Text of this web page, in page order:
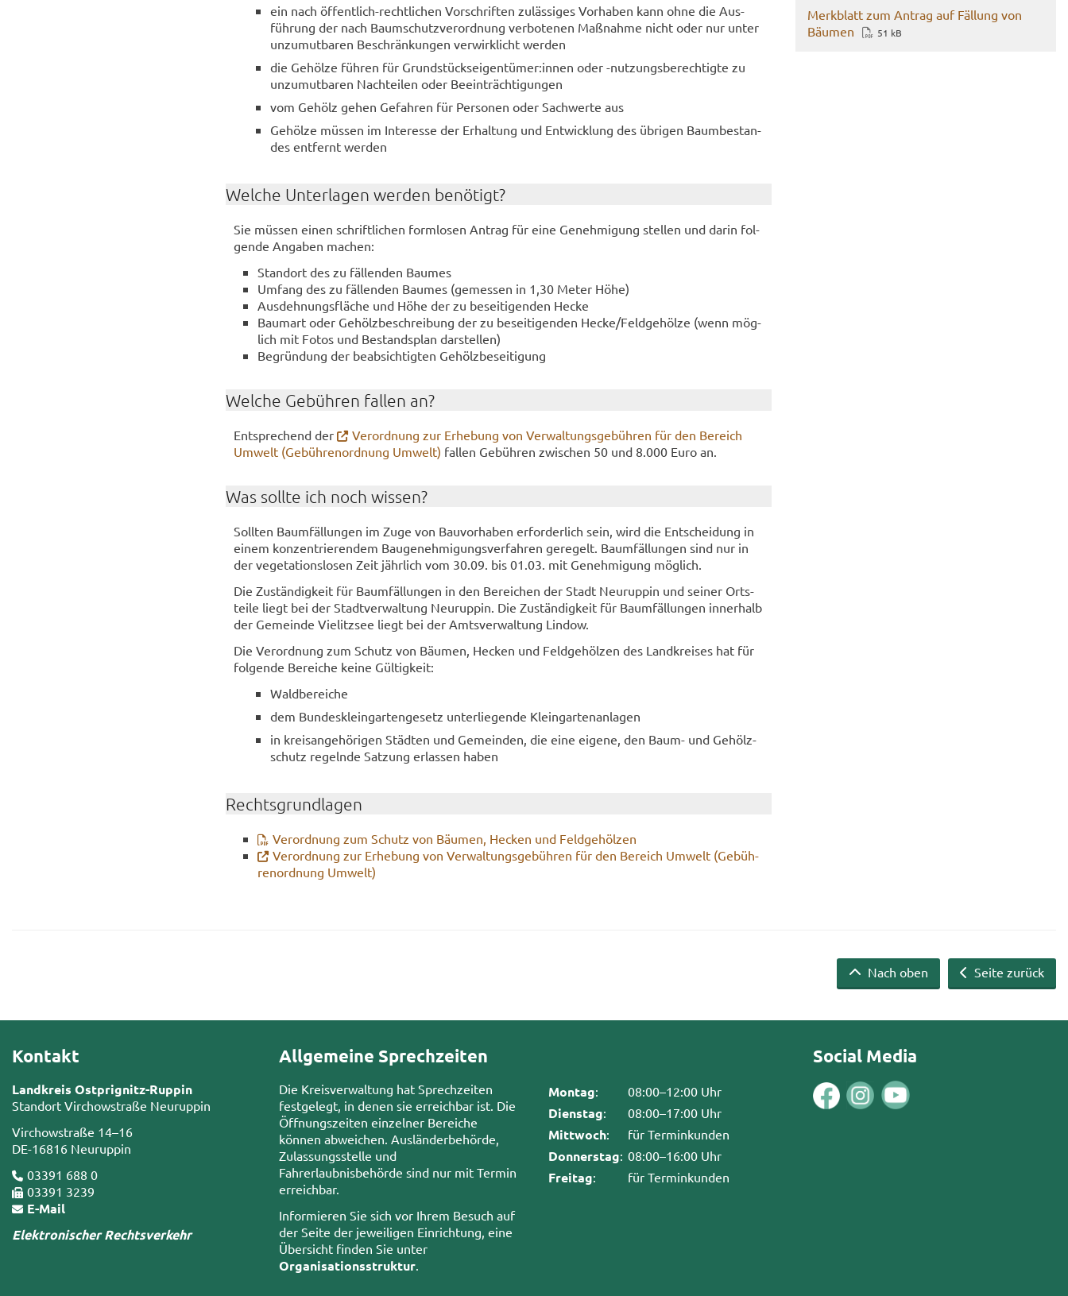
ein nach öffentlich-​rechtlichen Vor­schrif­ten zu­läs­si­ges Vor­ha­ben kann ohne die Aus­
füh­rung der nach Baum­schutz­ver­ord­nung ver­bo­te­nen Maß­nah­me nicht oder nur unter
un­zu­mut­ba­ren Be­schrän­kun­gen ver­wirk­licht wer­den
die Ge­höl­ze füh­ren für Grund­stücks­ei­gen­tü­mer:innen oder -​nutzungsberechtigte zu
un­zu­mut­ba­ren Nach­tei­len oder Be­ein­träch­ti­gun­gen
vom Ge­hölz gehen Ge­fah­ren für Per­so­nen oder Sach­wer­te aus
Ge­höl­ze müs­sen im In­ter­es­se der Er­hal­tung und Ent­wick­lung des üb­ri­gen Baum­be­stan­
des ent­fernt wer­den
Wel­che Un­ter­la­gen wer­den be­nö­tigt?
Sie müs­sen einen schrift­li­chen form­lo­sen An­trag für eine Ge­neh­mi­gung stel­len und darin fol­
gen­de An­ga­ben ma­chen:
Stand­ort des zu fäl­len­den Bau­mes
Um­fang des zu fäl­len­den Bau­mes (ge­mes­sen in 1,30 Meter Höhe)
Aus­deh­nungs­flä­che und Höhe der zu be­sei­ti­gen­den Hecke
Baum­art oder Ge­hölz­be­schrei­bung der zu be­sei­ti­gen­den Hecke/Feld­ge­höl­ze (wenn mög­
lich mit Fotos und Be­stands­plan dar­stel­len)
Be­grün­dung der be­ab­sich­tig­ten Ge­hölz­be­sei­ti­gung
Wel­che Ge­büh­ren fal­len an?
Ent­spre­chend der
Ver­ord­nung zur Er­he­bung von Ver­wal­tungs­ge­büh­ren für den Be­reich
Um­welt (Ge­büh­ren­ord­nung Um­welt) fal­len Ge­büh­ren zwi­schen 50 und 8.000 Euro an.
Was soll­te ich noch wis­sen?
Soll­ten Baum­fäl­lun­gen im Zuge von Bau­vor­ha­ben er­for­der­lich sein, wird die Ent­schei­dung in
einem kon­zen­trie­ren­dem Bau­ge­neh­mi­gungs­ver­fah­ren ge­re­gelt. Baum­fäl­lun­gen sind nur in
der ve­ge­ta­ti­ons­lo­sen Zeit jähr­lich vom 30.09. bis 01.03. mit Ge­neh­mi­gung mög­lich.
Die Zu­stän­dig­keit für Baum­fäl­lun­gen in den Be­rei­chen der Stadt Neu­rup­pin und sei­ner Orts­
tei­le liegt bei der Stadt­ver­wal­tung Neu­rup­pin. Die Zu­stän­dig­keit für Baum­fäl­lun­gen in­ner­halb
der Ge­mein­de Vie­litz­see liegt bei der Amts­ver­wal­tung Lin­dow.
Die Ver­ord­nung zum Schutz von Bäu­men, He­cken und Feld­ge­höl­zen des Land­krei­ses hat für
fol­gen­de Be­rei­che keine Gül­tig­keit:
Wald­be­rei­che
dem Bun­des­klein­gar­ten­ge­setz un­ter­lie­gen­de Klein­gar­ten­an­la­gen
in kreis­an­ge­hö­ri­gen Städ­ten und Ge­mein­den, die eine ei­ge­ne, den Baum- und Ge­hölz­
schutz re­geln­de Sat­zung er­las­sen haben
Rechts­grund­la­gen
Ver­ord­nung zum Schutz von Bäu­men, He­cken und Feld­ge­höl­zen
Ver­ord­nung zur Er­he­bung von Ver­wal­tungs­ge­büh­ren für den Be­reich Um­welt (Ge­büh­
ren­ord­nung Um­welt)
Merk­blatt zum An­trag auf Fäl­lung von
Bäu­men
51 kB
Seite zurück
Nach oben
Kontakt
Landkreis Ostprignitz-Ruppin
Standort Virchowstraße Neuruppin
Virchowstraße 14–16
DE-16816 Neuruppin
03391 688 0
03391 3239
E-Mail
Elektronischer Rechtsverkehr
Allgemeine Sprechzeiten
Die Kreisverwaltung hat Sprechzeiten
festgelegt, in denen sie erreichbar ist. Die
Öffnungszeiten einzelner Bereiche
können abweichen. Ausländerbehörde,
Zulassungsstelle und
Fahrerlaubnisbehörde sind nur mit Termin
erreichbar.
Informieren Sie sich vor Ihrem Besuch auf
der Seite der jeweiligen Einrichtung, eine
Übersicht finden Sie unter
Organisationsstruktur
Montag: 08:00–12:00 Uhr
Dienstag: 08:00–17:00 Uhr
Mittwoch: für Terminkunden
Donnerstag: 08:00–16:00 Uhr
Freitag: für Terminkunden
Social Media